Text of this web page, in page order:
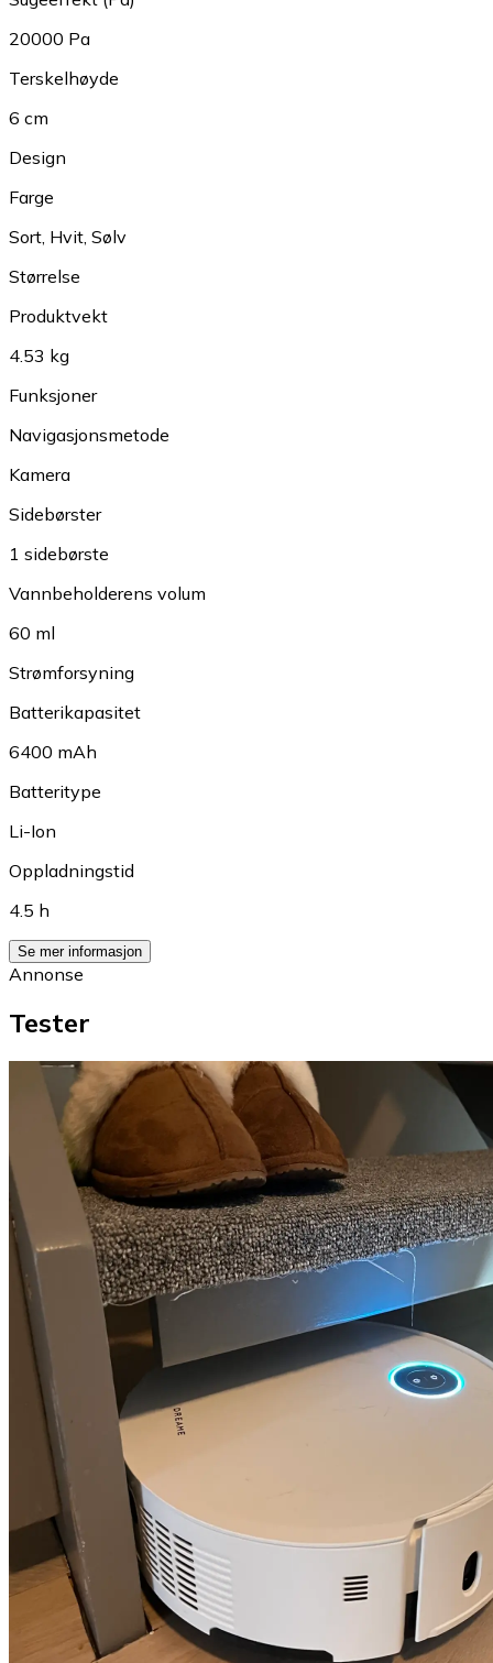
20000 Pa
Terskelhøyde
6 cm
Design
Farge
Sort Hvit Sølv
Størrelse
Produktvekt
4.53 kg
Funksjoner
Navigasjonsmetode
Kamera
Sidebørster
1 sidebørste
Vannbeholderens volum
60 ml
Strømforsyning
Batterikapasitet
6400 mAh
Batteritype
Li-Ion
Oppladningstid
4.5 h
Se mer informasjon
Annonse
Tester